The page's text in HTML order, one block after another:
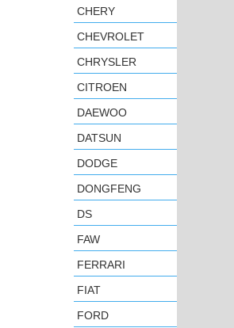
CHERY
CHEVROLET
CHRYSLER
CITROEN
DAEWOO
DATSUN
DODGE
DONGFENG
DS
FAW
FERRARI
FIAT
FORD